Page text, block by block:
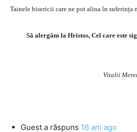
Tainele bisericii care ne pot alina în suferința
Să alergăm la Hristos, Cel care este
Vitalii
Guest a răspuns 16 ani ago